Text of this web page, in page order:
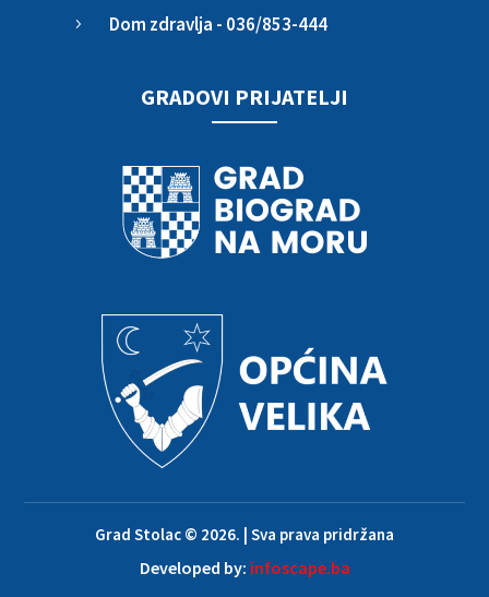
5 Dom zdravlja - 036/853-444
GRADOVI PRIJATELJI
Grad Stolac © 2026. | Sva prava pridržana
Developed by: infoscape.ba